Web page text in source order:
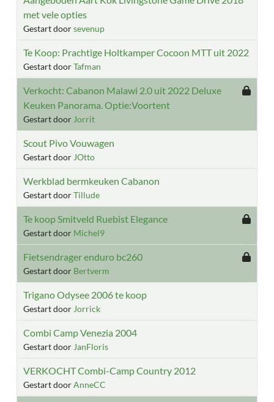
met vele opties
Gestart doorsevenup
Te Koop: Prachtige Holtkamper Cocoon MTT uit 2022
Gestart doorTafman
Verkocht: Cabanon Malawi 2.0 uit 2022 Deluxe
Keuken Panorama. Optie:Voortent
Gestart door Jorrit
Scout Pivo Vouwagen
Gestart door JOtto
Werkblad bermkeuken Cabanon
Gestart doorTillude
Te koop Smitveld Ruebist Elegance
Gestart door Michel9
Fietsendrager enduro bc260
Gestart door Bertverm
Trigano Odysee 2006 te koop
Gestart door Jorrick
Combi Camp Venezia 2004
Gestart door JanFloris
VERKOCHT Combi-Camp Country 2012
Gestart doorAnneCC